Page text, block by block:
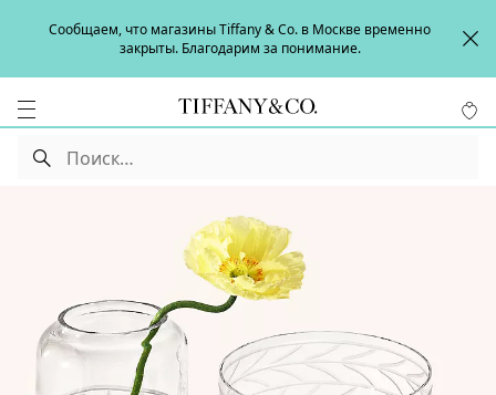
Сообщаем, что магазины Tiffany & Co. в Москве временно
закрыты. Благодарим за понимание.